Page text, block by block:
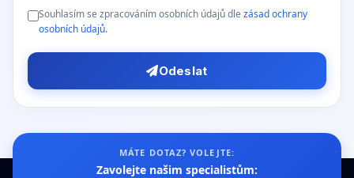
Souhlasím se zpracováním osobních údajů dle zásad ochrany
osobních údajů.
Odeslat
MÁTE DOTAZ? VOLEJTE:
Zavolejte našim specialistům: